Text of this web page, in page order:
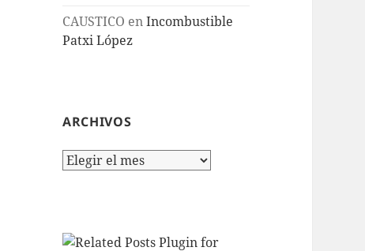
CAUSTICO enIncombustible
Patxi López
ARCHIVOS
Archivos